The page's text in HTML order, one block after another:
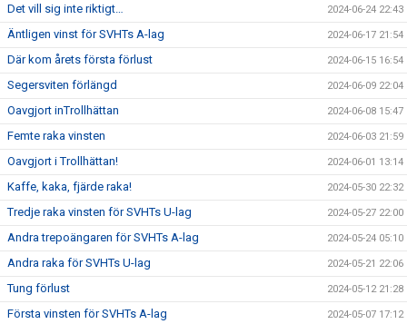
Det vill sig inte riktigt… 2024-06-24 22:43
Äntligen vinst för SVHTs A-lag 2024-06-17 21:54
Där kom årets första förlust 2024-06-15 16:54
Segersviten förlängd 2024-06-09 22:04
Oavgjort inTrollhättan 2024-06-08 15:47
Femte raka vinsten 2024-06-03 21:59
Oavgjort i Trollhättan! 2024-06-01 13:14
Kaffe, kaka, fjärde raka! 2024-05-30 22:32
Tredje raka vinsten för SVHTs U-lag 2024-05-27 22:00
Andra trepoängaren för SVHTs A-lag 2024-05-24 05:10
Andra raka för SVHTs U-lag 2024-05-21 22:06
Tung förlust 2024-05-12 21:28
Första vinsten för SVHTs A-lag 2024-05-07 17:12